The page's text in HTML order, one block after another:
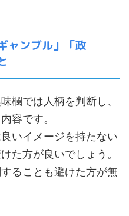
ャンブル」「政
欄では人柄を判断し、
容です。
いイメージを持たない
た方が良いでしょう。
ることも避けた方が無